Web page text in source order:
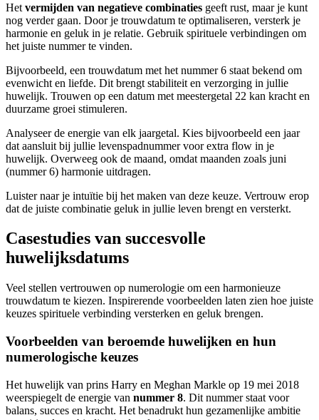
Het vermijden van negatieve combinaties geeft rust, maar je kunt
nog verder gaan. Door je trouwdatum te optimaliseren, versterk je
harmonie en geluk in je relatie. Gebruik spirituele verbindingen om
het juiste nummer te vinden.
Bijvoorbeeld, een trouwdatum met het nummer 6 staat bekend om
evenwicht en liefde. Dit brengt stabiliteit en verzorging in jullie
huwelijk. Trouwen op een datum met meestergetal 22 kan kracht en
duurzame groei stimuleren.
Analyseer de energie van elk jaargetal. Kies bijvoorbeeld een jaar
dat aansluit bij jullie levenspadnummer voor extra flow in je
huwelijk. Overweeg ook de maand, omdat maanden zoals juni
(nummer 6) harmonie uitdragen.
Luister naar je intuïtie bij het maken van deze keuze. Vertrouw erop
dat de juiste combinatie geluk in jullie leven brengt en versterkt.
Casestudies van succesvolle
huwelijksdatums
Veel stellen vertrouwen op numerologie om een harmonieuze
trouwdatum te kiezen. Inspirerende voorbeelden laten zien hoe juiste
keuzes spirituele verbinding versterken en geluk brengen.
Voorbeelden van beroemde huwelijken en hun
numerologische keuzes
Het huwelijk van prins Harry en Meghan Markle op 19 mei 2018
weerspiegelt de energie van nummer 8. Dit nummer staat voor
balans, succes en kracht. Het benadrukt hun gezamenlijke ambitie